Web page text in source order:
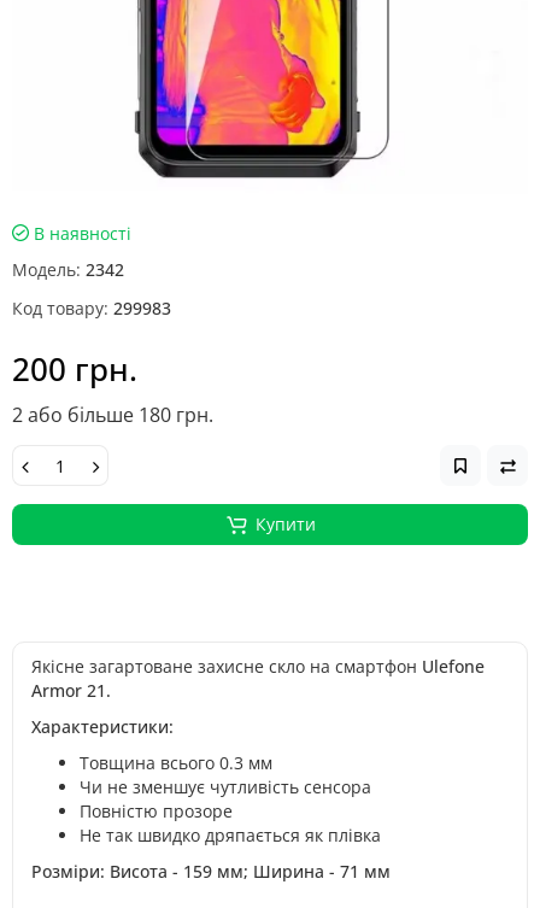
В наявності
Модель: 2342
Код товару: 299983
200 грн.
2 або більше 180 грн.
Купити
Якісне загартоване захисне скло на смартфон Ulefone
Armor 21.
Характеристики:
Товщина всього 0.3 мм
Чи не зменшує чутливість сенсора
Повністю прозоре
Не так швидко дряпається як плівка
Розміри: Висота - 159 мм; Ширина - 71 мм